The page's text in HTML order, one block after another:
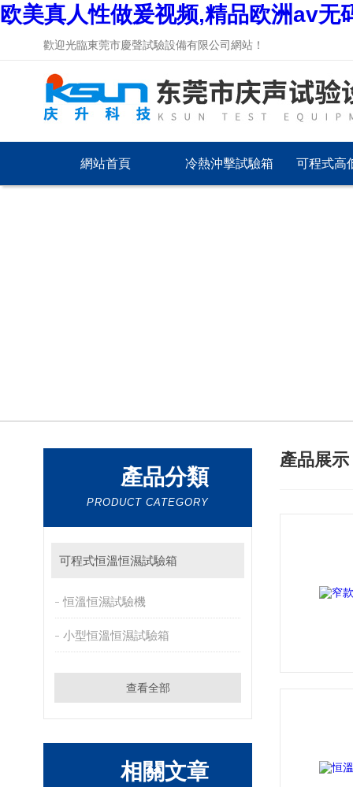
欧美真人性做爰视频,精品欧洲av
歡迎光臨東莞市慶聲試驗設備有限公司網站！
網站首頁 冷熱沖擊試驗箱 可程式高
產品分類
PRODUCT CATEGORY
可程式恒溫恒濕試驗箱
恒溫恒濕試驗機
小型恒溫恒濕試驗箱
查看全部
相關文章
產品展示